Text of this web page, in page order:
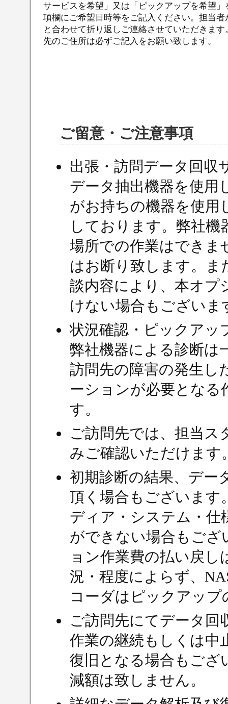
サービスを希望」又は「ピックアップを希望
項欄にご希望日時等をご記入ください。担当
と合わせて折り返しご連絡させていただきま
先のご住所は必ずご記入をお願い致します。
ご留意・ご注意事項
出張・訪問データ回収
データ抽出機器を使用
がお持ちの機器を使用
しております。弊社
場所での作業はできま
はお断り致します。ま
談内容により、本オプ
けない場合もございま
状況確認・ピックアッ
弊社機器による診断は
訪問先の障害の発生し
ーションが必要となる
す。
ご訪問先では、担当ス
みご確認いただけます
初期診断の結果、デー
頂く場合もございます
ディア・システム・仕
ができない場合もござ
ョン作業費の払い戻
況・程度によらず、
コーダはピックアッ
ご訪問先にてデータ回
作業の継続もしくは中
復旧となる場合もござ
減額は致しません。